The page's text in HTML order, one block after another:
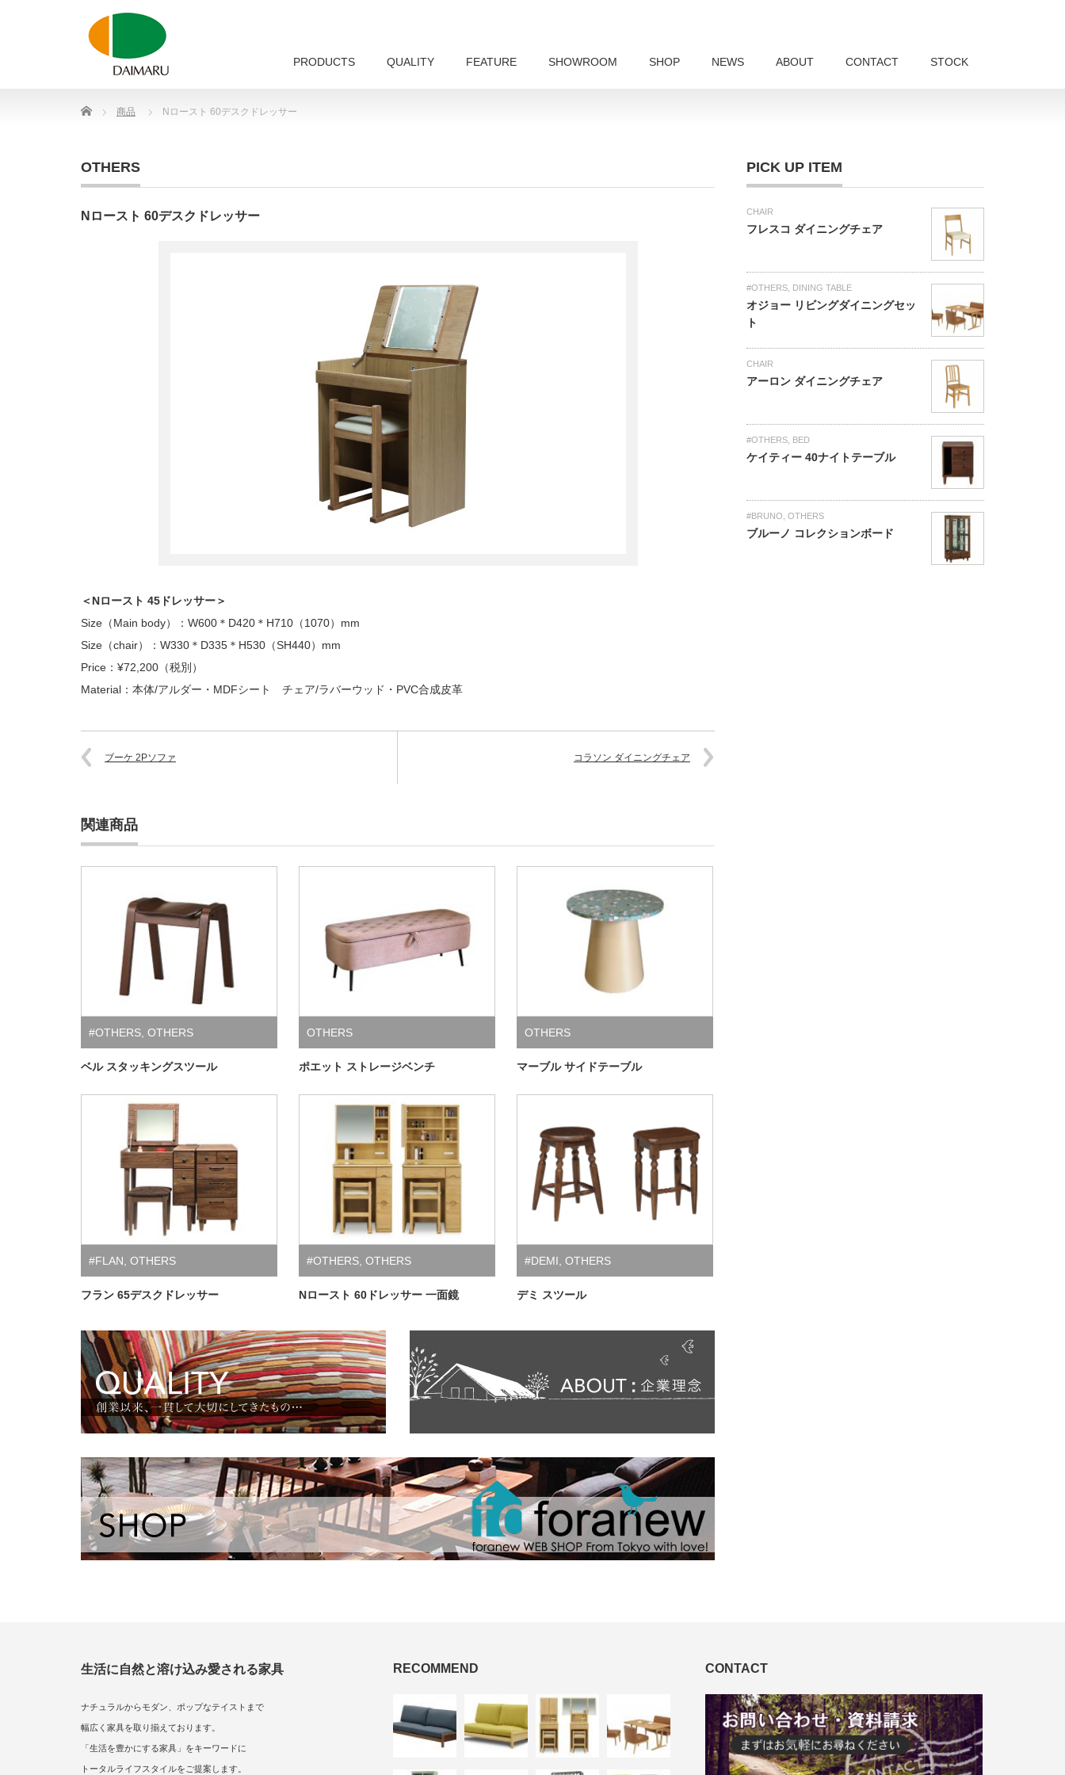
PRODUCTS QUALITY FEATURE SHOWROOM SHOP NEWS ABOUT CONTACT STOCK
Home 商品 Nロースト 60デスクドレッサー
OTHERS
Nロースト 60デスクドレッサー
＜Nロースト 45ドレッサー＞
Size（Main body）：W600＊D420＊H710（1070）mm
Size（chair）：W330＊D335＊H530（SH440）mm
Price：¥72,200（税別）
Material：本体/アルダー・MDFシート チェア/ラバーウッド・PVC合成皮革
ブーケ 2Pソファ コラソン ダイニングチェア
関連商品
#OTHERS OTHERS
ベル スタッキングスツール
OTHERS
ポエット ストレージベンチ
OTHERS
マーブル サイドテーブル
#FLAN OTHERS
フラン 65デスクドレッサー
#OTHERS OTHERS
Nロースト 60ドレッサー 一面鏡
#DEMI OTHERS
デミ スツール
PICK UP ITEM
CHAIR
フレスコ ダイニングチェア
#OTHERS DINING TABLE
オジョー リビングダイニングセッ
ト
CHAIR
アーロン ダイニングチェア
#OTHERS BED
ケイティー 40ナイトテーブル
#BRUNO OTHERS
ブルーノ コレクションボード
生活に自然と溶け込み愛される家具
ナチュラルからモダン、ポップなテイストまで
幅広く家具を取り揃えております。
「生活を豊かにする家具」をキーワードに
トータルライフスタイルをご提案します。
RECOMMEND CONTACT